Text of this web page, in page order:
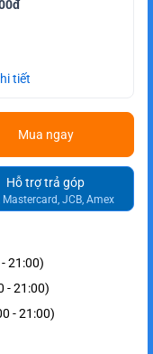
tiết
Mua ngay
Hỗ trợ trả góp
Mastercard, JCB, Amex
21:00)
- 21:00)
- 21:00)